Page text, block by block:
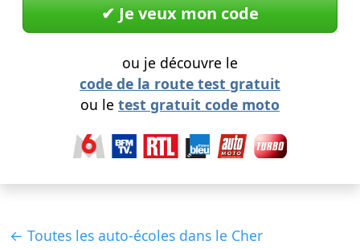
✔︎ Je veux mon code
ou je découvre le
code de la route test gratuit
ou le test gratuit code moto
← Toutes les auto-écoles dans le Cher